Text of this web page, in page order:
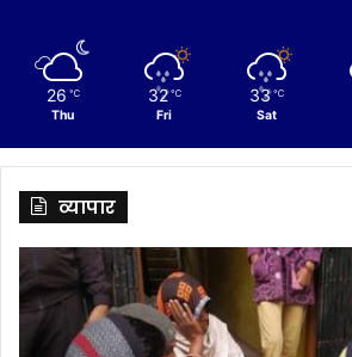
26 ℃
Thu
32 ℃
Fri
33 ℃
Sat
व्यापार